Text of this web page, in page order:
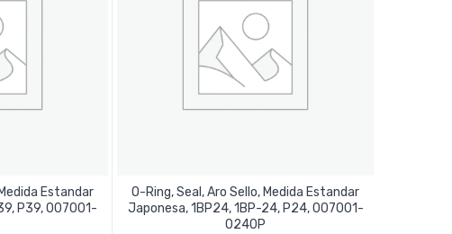
Estandar
P39, 007001-
O-Ring, Seal, Aro Sello, Medida Estandar
Japonesa, 1BP24, 1BP-24, P24, 007001-
0240P
Leer Más